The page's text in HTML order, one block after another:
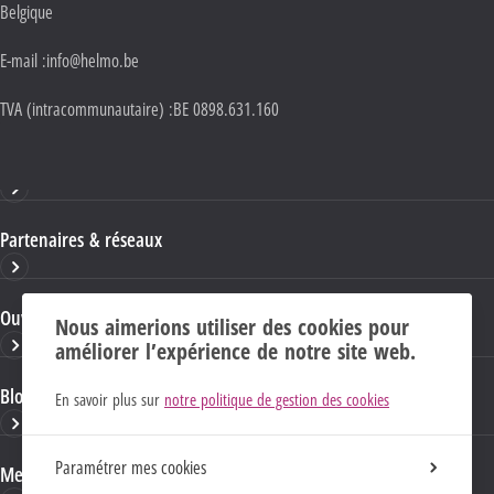
Belgique
E-mail :info@helmo.be
TVA (intracommunautaire) :BE 0898.631.160
Partenaires & réseaux
Ouvrages & publications
Blogs & sites HELMo
Mentions Légales
Nous aimerions utiliser des cookies pour
améliorer l’expérience de notre site web.
En savoir plus sur notre politique de gestion des cookies
Paramétrer mes cookies